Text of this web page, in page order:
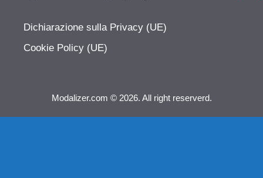
Dichiarazione sulla Privacy (UE)
Cookie Policy (UE)
Modalizer.com © 2026. All right reserverd.